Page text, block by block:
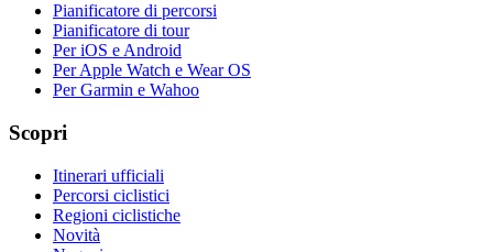
Pianificatore di percorsi
Pianificatore di tour
Per iOS e Android
Per Apple Watch e Wear OS
Per Garmin e Wahoo
Scopri
Itinerari ufficiali
Percorsi ciclistici
Regioni ciclistiche
Novità